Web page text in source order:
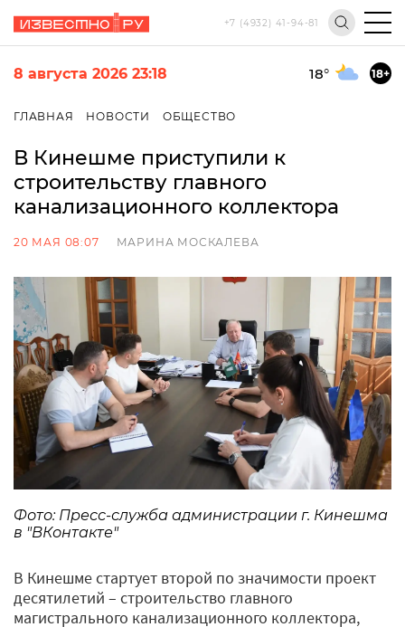
+7 (4932) 41-94-81
8 августа 2026 23:18 18° 18+
ГЛАВНАЯ НОВОСТИ ОБЩЕСТВО
В Кинешме приступили к
строительству главного
канализационного коллектора
20 МАЯ 08:07 МАРИНА МОСКАЛЕВА
Фото: Пресс-служба администрации г. Кинешма
в "ВКонтакте"
В Кинешме стартует второй по значимости проект
десятилетий – строительство главного
магистрального канализационного коллектора,